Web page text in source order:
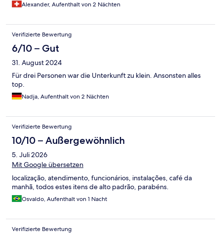
Alexander, Aufenthalt von 2 Nächten
Verifizierte Bewertung
6/10 – Gut
31. August 2024
Für drei Personen war die Unterkunft zu klein. Ansonsten alles
top.
Nadja, Aufenthalt von 2 Nächten
Verifizierte Bewertung
10/10 – Außergewöhnlich
5. Juli 2026
Mit Google übersetzen
localização, atendimento, funcionários, instalações, café da
manhã, todos estes itens de alto padrão, parabéns.
Osvaldo, Aufenthalt von 1 Nacht
Verifizierte Bewertung